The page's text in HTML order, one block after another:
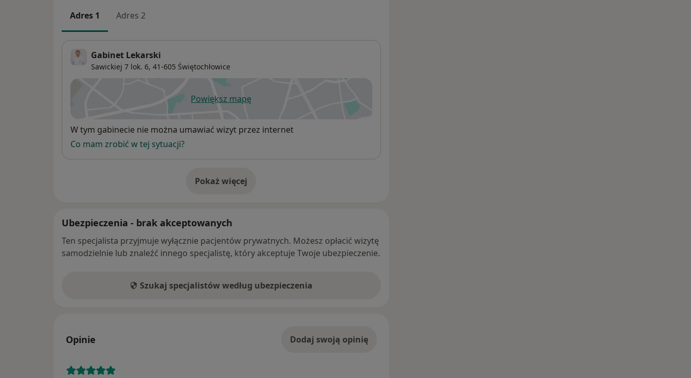
Adres 1 Adres 2
Gabinet Lekarski
Sawickiej 7 lok. 6, 41-605 Świętochłowice
Powiększ mapęotwiera się w nowej karcie
Dostępność
W tym gabinecie nie można umawiać wizyt przez internet
Co mam zrobić w tej sytuacji?
Pokaż więcej
o adresie
Ubezpieczenia - brak akceptowanych
Ten specjalista przyjmuje wyłącznie pacjentów prywatnych. Możesz opłacić wizytę
samodzielnie lub znaleźć innego specjalistę, który akceptuje Twoje ubezpieczenie.
Szukaj specjalistów według ubezpieczenia
Opinie Dodaj swoją opinię